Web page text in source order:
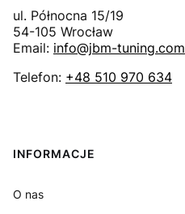
ul. Północna 15/19
54-105 Wrocław
Email: info@jbm-tuning.com
Telefon: +48 510 970 634
Linki w stopce
INFORMACJE
O nas